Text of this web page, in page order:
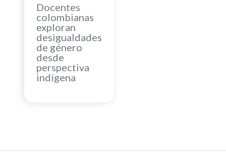
Docentes
colombianas
exploran
desigualdades
de género
desde
perspectiva
indígena